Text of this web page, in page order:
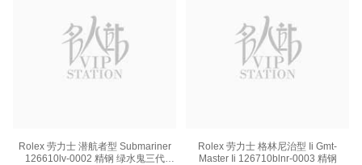
Rolex 劳力士 潜航者型 Submariner
126610lv-0002 精钢 绿水鬼三代
Rolex 劳力士 格林尼治型 Ii Gmt-
Master Ii 126710blnr-0003 精钢